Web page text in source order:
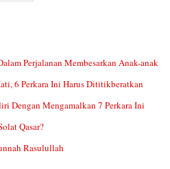
Perjalanan Membesarkan Anak-anak
6 Perkara Ini Harus Dititikberatkan
Dengan Mengamalkan 7 Perkara Ini
Qasar?
Rasulullah